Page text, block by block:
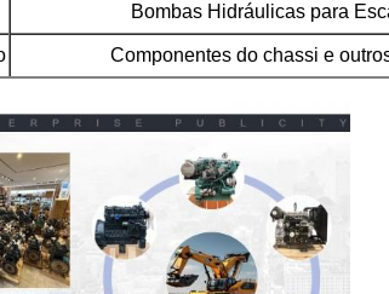
Bombas Hidráulicas para
Componentes do chassi e